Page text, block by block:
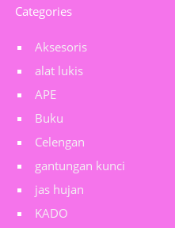
Categories
Aksesoris
alat lukis
APE
Buku
Celengan
gantungan kunci
jas hujan
KADO